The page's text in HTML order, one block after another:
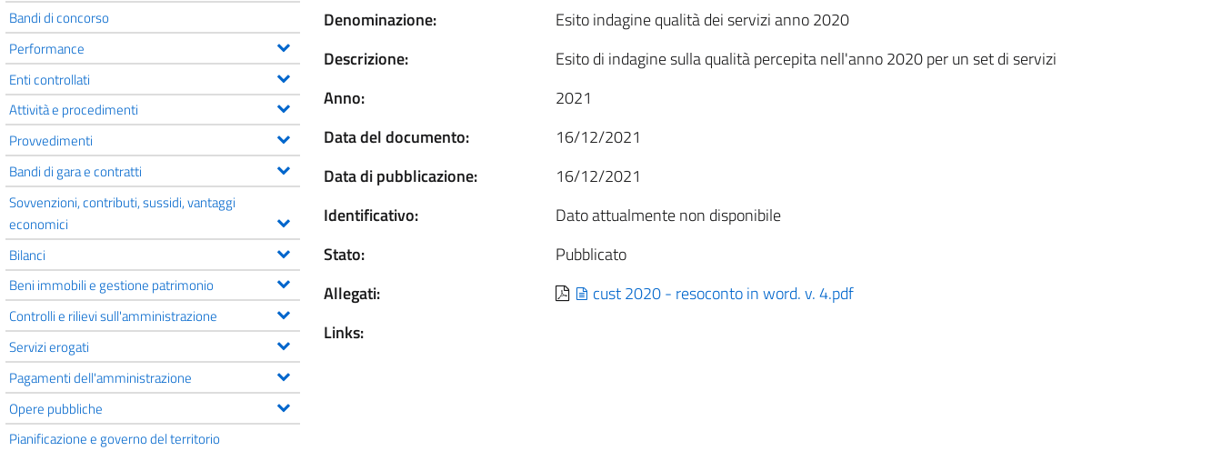
Bandi di concorso
Performance
Enti controllati
Attività e procedimenti
Provvedimenti
Bandi di gara e contratti
Sovvenzioni, contributi, sussidi, vantaggi
economici
Bilanci
Beni immobili e gestione patrimonio
Controlli e rilievi sull'amministrazione
Servizi erogati
Pagamenti dell'amministrazione
Opere pubbliche
Pianificazione e governo del territorio
Denominazione:
Esito indagine qualità dei servizi anno 2020
Descrizione:
Esito di indagine sulla qualità percepita nell'anno 2020 per un set di servizi
Anno:
2021
Data del documento:
16/12/2021
Data di pubblicazione:
16/12/2021
Identificativo:
Dato attualmente non disponibile
Stato:
Pubblicato
Allegati:
cust 2020 - resoconto in word. v. 4.pdf
Links: